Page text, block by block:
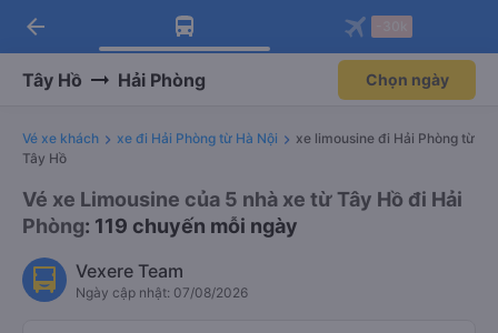
Tải app Vexere ngay!
Nhận ưu đãi thành viên độc
Mở app
Tải app Vexere
-30k/ghế khi đặt vé máy bay qua
Mở app
arrow_back
Tây Hồ Hải Phòng Chọn ngày
Vé xe khách xe đi Hải Phòng từ Hà Nội
xe limousine đi Hải Phòng từ
Tây Hồ
Vé xe Limousine của 5 nhà xe từ Tây Hồ đi Hải
Phòng: 119 chuyến mỗi ngày
Vexere Team
Ngày cập nhật: 07/08/2026